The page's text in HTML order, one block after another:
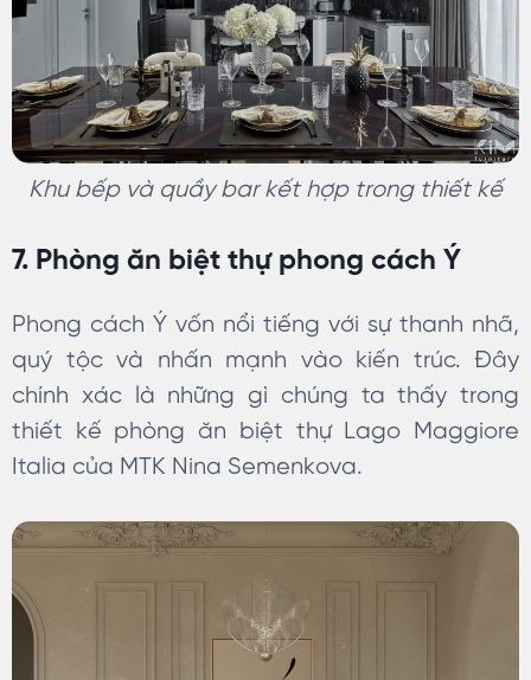
Khu bếp và quầy bar kết hợp trong thiết kế
7. Phòng ăn biệt thự phong cách Ý
Phong cách Ý vốn nổi tiếng với sự thanh nhã,
quý tộc và nhấn mạnh vào kiến trúc. Đây
chính xác là những gì chúng ta thấy trong
thiết kế phòng ăn biệt thự Lago Maggiore
Italia của MTK Nina Semenkova.